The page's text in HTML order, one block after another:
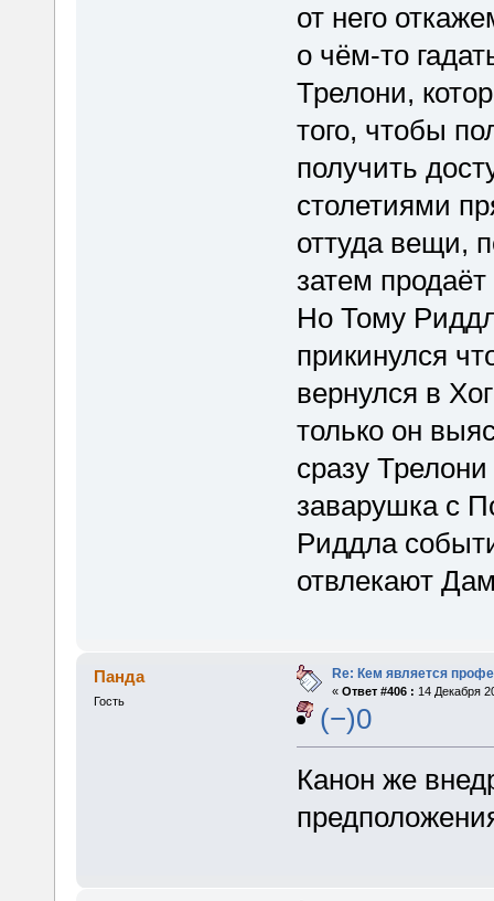
от него
о чём-то
Трелони,
того, чтобы
получить
столетиями
оттуда вещи,
затем
Но Тому
прикинулся
вернулся в
только он
сразу
заварушка с
Риддла
отвлекают
Панда
Гость
Re: Кем является
« Ответ #406 : 14 Декабря
(−)0
Канон же